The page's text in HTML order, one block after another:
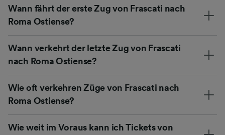
Wann fährt der erste Zug von Frascati nach
Roma Ostiense?
Wann verkehrt der letzte Zug von Frascati
nach Roma Ostiense?
Wie oft verkehren Züge von Frascati nach
Roma Ostiense?
Wie weit im Voraus kann ich Tickets von